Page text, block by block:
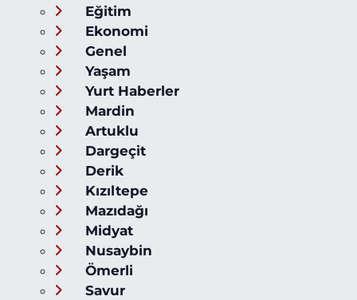
Eğitim
Ekonomi
Genel
Yaşam
Yurt Haberler
Mardin
Artuklu
Dargeçit
Derik
Kızıltepe
Mazıdağı
Midyat
Nusaybin
Ömerli
Savur